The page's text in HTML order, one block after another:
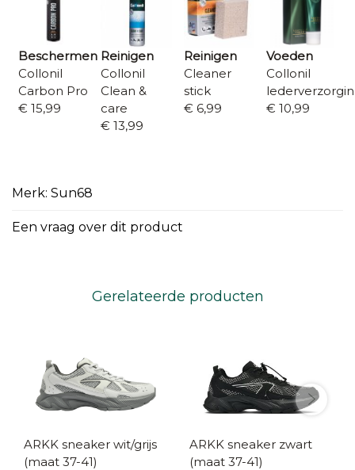
Beschermen
Collonil
Carbon Pro
€ 15,99
Reinigen
Collonil
Clean &
care
€ 13,99
Reinigen
Cleaner
stick
€ 6,99
Voeden
Collonil
€ 10,99
Merk: Sun68
Een vraag over dit product
Gerelateerde producten
ARKK sneaker wit/grijs
(maat 37-41)
ARKK sneaker zwart
(maat 37-41)